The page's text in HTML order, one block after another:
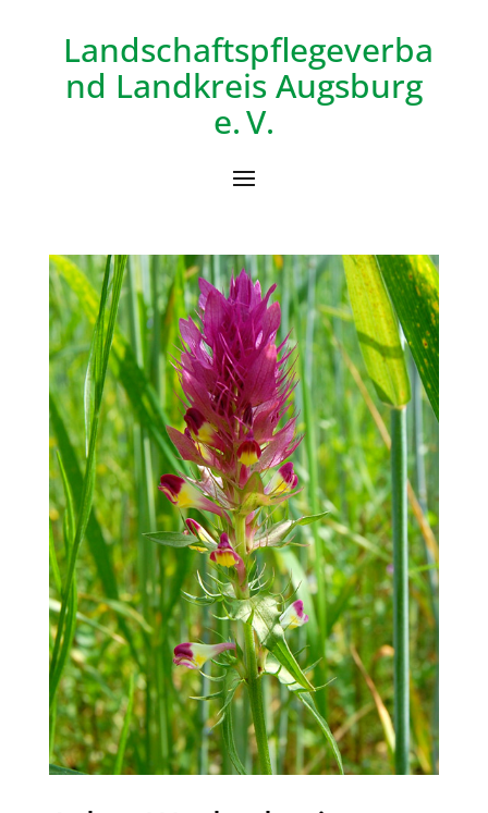
Landschaftspflegeverba
nd Landkreis Augsburg
e. V.